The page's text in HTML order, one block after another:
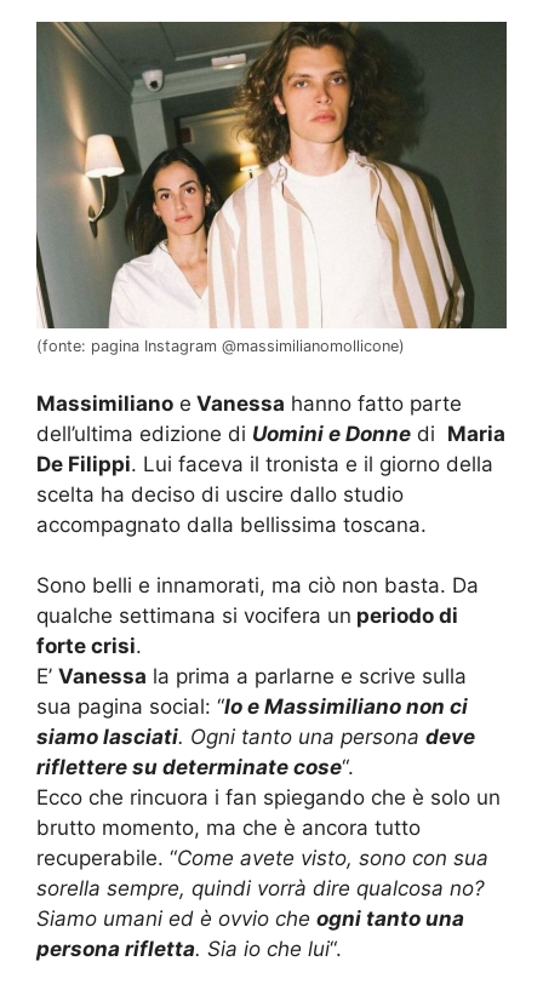
(fonte: pagina Instagram @massimilianomollicone)
Massimiliano e Vanessa hanno fatto parte
dell’ultima edizione di Uomini e Donne di Maria
De Filippi. Lui faceva il tronista e il giorno della
scelta ha deciso di uscire dallo studio
accompagnato dalla bellissima toscana.
Sono belli e innamorati, ma ciò non basta. Da
qualche settimana si vocifera un periodo di
forte crisi.
E’ Vanessa la prima a parlarne e scrive sulla
sua pagina social: “Io e Massimiliano non ci
siamo lasciati. Ogni tanto una persona deve
riflettere su determinate cose“.
Ecco che rincuora i fan spiegando che è solo un
brutto momento, ma che è ancora tutto
recuperabile. “Come avete visto, sono con sua
sorella sempre, quindi vorrà dire qualcosa no?
Siamo umani ed è ovvio che ogni tanto una
persona rifletta. Sia io che lui“.